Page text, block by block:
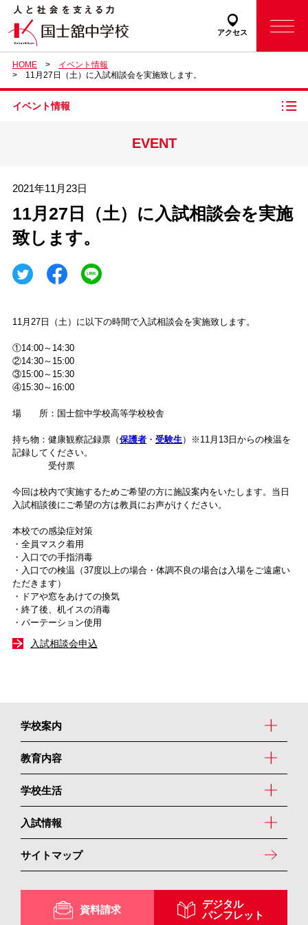
アクセス
HOME
イベント情報
11月27日（土）に入試相談会を実施致します。
イベント情報
EVENT
2021年11月23日
11月27日（土）に入試相談会を実施
致します。
11月27日（土）に以下の時間で入試相談会を実施致します。
①14:00～14:30
②14:30～15:00
③15:00～15:30
④15:30～16:00
場 所：国士舘中学校高等学校校舎
持ち物：健康観察記録票（保護者・ 受験生）※11月13日からの検温を
記録してください。
受付票
今回は校内で実施するためご希望の方に施設案内をいたします。当日
入試相談後にご希望の方は教員にお声がけください。
本校での感染症対策
・全員マスク着用
・入口での手指消毒
・入口での検温（37度以上の場合・体調不良の場合は入場をご遠慮い
ただきます）
・ドアや窓をあけての換気
・終了後、机イスの消毒
・パーテーション使用
入試相談会申込
資料請求
デジタル
パンフレット
学校案内
教育内容
学校生活
入試情報
サイトマップ